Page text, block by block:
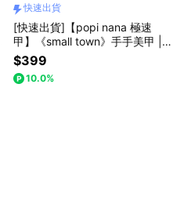
快速出貨
[快速出貨]【popi nana 極速
甲】《small town》手手美甲 |
HN-199 (盒裝 / 每款24片)
$399
10.0%